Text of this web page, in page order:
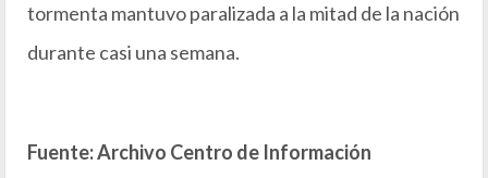
tormenta mantuvo paralizada a la mitad de la nación
durante casi una semana.
Fuente: Archivo Centro de Información